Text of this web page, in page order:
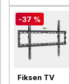
tanek
-37 %
Fiksen TV